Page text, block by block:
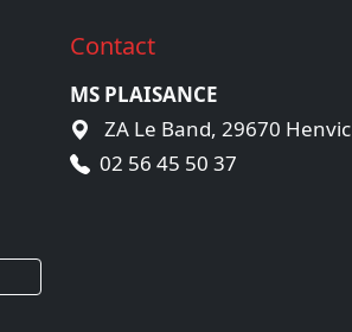
Contact
MS PLAISANCE
ZA Le Band, 29670 Henvic
02 56 45 50 37